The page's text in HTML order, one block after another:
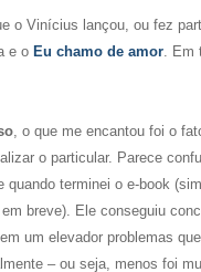
o Vinícius lançou, ou fez
e o Eu chamo de amor .
, o que me encantou foi o
o particular. Parece
quando terminei o e-book
breve). Ele conseguiu
um elevador problemas
– ou seja, menos foi